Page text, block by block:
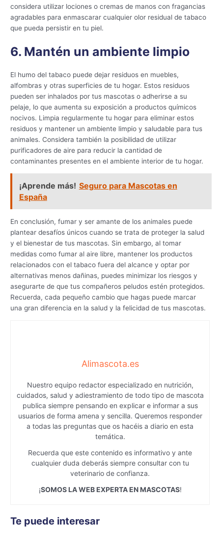
considera utilizar lociones o cremas de manos con fragancias
agradables para enmascarar cualquier olor residual de tabaco
que pueda persistir en tu piel.
6. Mantén un ambiente limpio
El humo del tabaco puede dejar residuos en muebles,
alfombras y otras superficies de tu hogar. Estos residuos
pueden ser inhalados por tus mascotas o adherirse a su
pelaje, lo que aumenta su exposición a productos químicos
nocivos. Limpia regularmente tu hogar para eliminar estos
residuos y mantener un ambiente limpio y saludable para tus
animales. Considera también la posibilidad de utilizar
purificadores de aire para reducir la cantidad de
contaminantes presentes en el ambiente interior de tu hogar.
¡Aprende más! Seguro para Mascotas en
España
En conclusión, fumar y ser amante de los animales puede
plantear desafíos únicos cuando se trata de proteger la salud
y el bienestar de tus mascotas. Sin embargo, al tomar
medidas como fumar al aire libre, mantener los productos
relacionados con el tabaco fuera del alcance y optar por
alternativas menos dañinas, puedes minimizar los riesgos y
asegurarte de que tus compañeros peludos estén protegidos.
Recuerda, cada pequeño cambio que hagas puede marcar
una gran diferencia en la salud y la felicidad de tus mascotas.
Alimascota.es
Nuestro equipo redactor especializado en nutrición,
cuidados, salud y adiestramiento de todo tipo de mascota
publica siempre pensando en explicar e informar a sus
usuarios de forma amena y sencilla. Queremos responder
a todas las preguntas que os hacéis a diario en esta
temática.
Recuerda que este contenido es informativo y ante
cualquier duda deberás siempre consultar con tu
veterinario de confianza.
¡SOMOS LA WEB EXPERTA EN MASCOTAS!
Te puede interesar